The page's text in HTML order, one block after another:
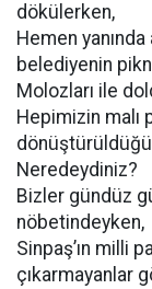
dökülerken,
Hemen
belediyenin
Molozları ile
Hepimizin
Neredeydiniz?
Bizler gündüz
nöbetindeyken,
Sinpaş’ın milli
çıkarmayanlar